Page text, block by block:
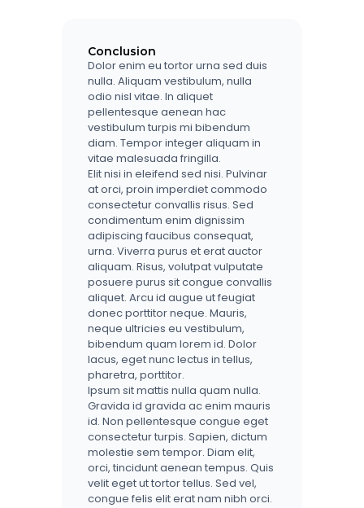
Conclusion
Dolor enim eu tortor urna sed duis
nulla. Aliquam vestibulum, nulla
odio nisl vitae. In aliquet
pellentesque aenean hac
vestibulum turpis mi bibendum
diam. Tempor integer aliquam in
vitae malesuada fringilla.
Elit nisi in eleifend sed nisi. Pulvinar
at orci, proin imperdiet commodo
consectetur convallis risus. Sed
condimentum enim dignissim
adipiscing faucibus consequat,
urna. Viverra purus et erat auctor
aliquam. Risus, volutpat vulputate
posuere purus sit congue convallis
aliquet. Arcu id augue ut feugiat
donec porttitor neque. Mauris,
neque ultricies eu vestibulum,
bibendum quam lorem id. Dolor
lacus, eget nunc lectus in tellus,
pharetra, porttitor.
Ipsum sit mattis nulla quam nulla.
Gravida id gravida ac enim mauris
id. Non pellentesque congue eget
consectetur turpis. Sapien, dictum
molestie sem tempor. Diam elit,
orci, tincidunt aenean tempus. Quis
velit eget ut tortor tellus. Sed vel,
congue felis elit erat nam nibh orci.